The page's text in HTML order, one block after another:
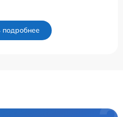
подробнее